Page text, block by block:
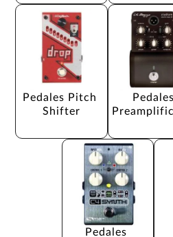
Pedales Pitch
Shifter
Pedales
Pedales